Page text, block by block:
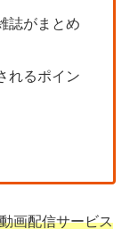
誌がまとめ
れるポイン
画配信サービス